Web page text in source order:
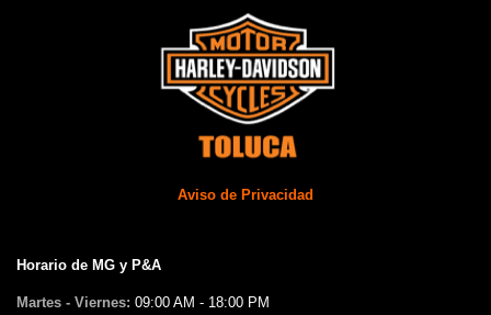
Aviso de Privacidad
Horario de MG y P&A
Martes - Viernes: 09:00 AM - 18:00 PM